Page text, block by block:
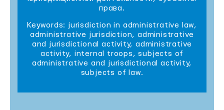
права.
Keywords: jurisdiction in administrative law,
administrative jurisdiction, administrative
and jurisdictional activity, administrative
activity, internal troops, subjects of
administrative and jurisdictional activity,
subjects of law.